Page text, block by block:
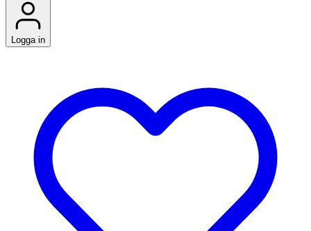
Logga in